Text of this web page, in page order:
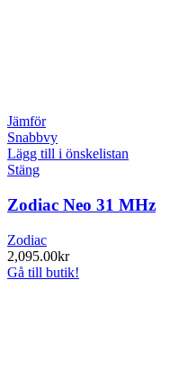
Jämför
Snabbvy
Lägg till i önskelistan
Stäng
Zodiac Neo 31 MHz
Zodiac
2,095.00kr
Gå till butik!